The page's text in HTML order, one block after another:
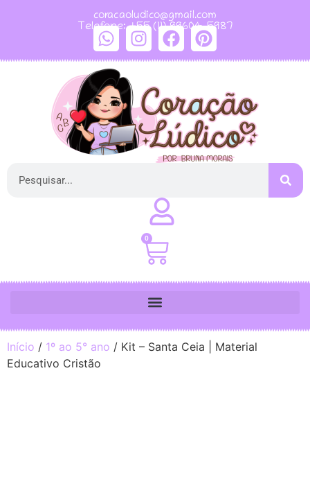
coracaoludico@gmail.com
Telefone: +55 (11) 99604-5987
0
Início / 1º ao 5° ano / Kit – Santa Ceia | Material
Educativo Cristão